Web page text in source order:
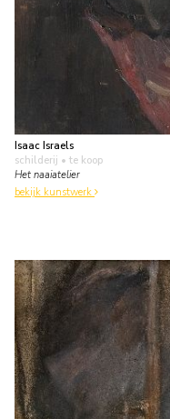
Isaac Israels
schilderij • te koop
Het naaiatelier
bekijk kunstwerk